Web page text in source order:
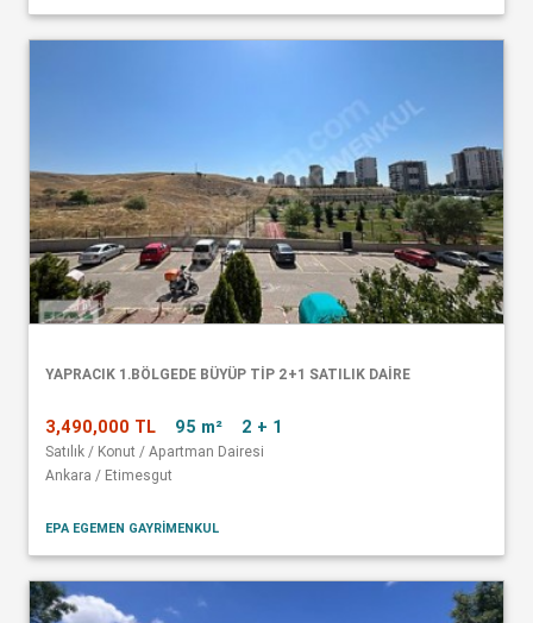
YAPRACIK 1.BÖLGEDE BÜYÜP TİP 2+1 SATILIK DAİRE
3,490,000 TL 95 m² 2 + 1
Satılık / Konut / Apartman Dairesi
Ankara / Etimesgut
EPA EGEMEN GAYRİMENKUL